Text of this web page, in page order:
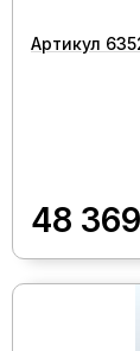
Артикул
48 369